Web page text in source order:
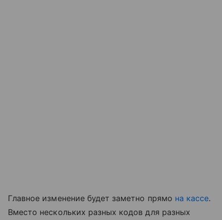
Главное изменение будет заметно прямо на кассе.
Вместо нескольких разных кодов для разных